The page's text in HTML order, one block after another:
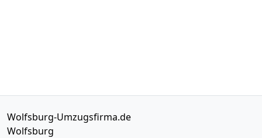
Wolfsburg-Umzugsfirma.de
Wolfsburg